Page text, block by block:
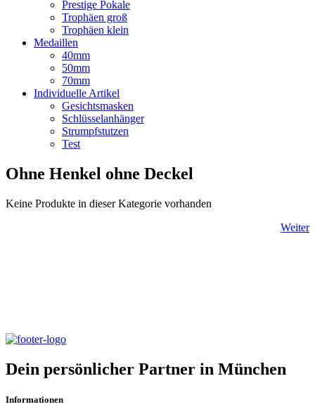
Prestige Pokale
Trophäen groß
Trophäen klein
Medaillen
40mm
50mm
70mm
Individuelle Artikel
Gesichtsmasken
Schlüsselanhänger
Strumpfstutzen
Test
Ohne Henkel ohne Deckel
Keine Produkte in dieser Kategorie vorhanden
Weiter
Dein persönlicher Partner in München
Informationen